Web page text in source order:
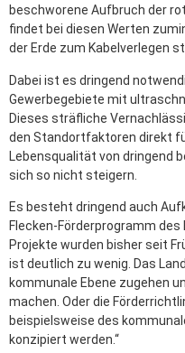
beschworene Aufbruch der
findet bei diesen Werten
der Erde zum Kabelverlegen
Dabei ist es dringend
Gewerbegebiete mit
Dieses sträfliche
den Standortfaktoren direkt
Lebensqualität von dringend
sich so nicht steigern.
Es besteht dringend auch
Flecken-Förderprogramm des
Projekte wurden bisher seit
ist deutlich zu wenig. Das
kommunale Ebene zugehen
machen. Oder die
beispielsweise des
konzipiert werden.“